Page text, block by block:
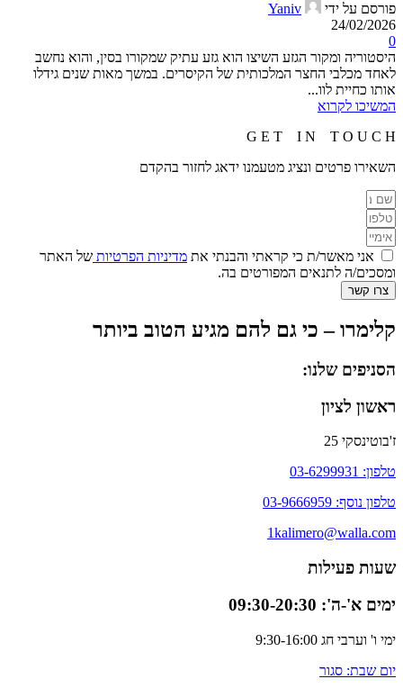
פורסם על ידי
Yaniv
24/02/2026
0
היסטוריה ומקור הגזע השיצו הוא גזע עתיק שמקורו בסין, והוא נחשב
לאחד מכלבי החצר המלכותית של הקיסרים. במשך מאות שנים גידלו
אותו כחיית לוו...
המשיכו לקרוא
G E T I N T O U C H
השאירו פרטים ונציג מטעמנו ידאג לחזור בהקדם
אני מאשר/ת כי קראתי והבנתי את מדיניות הפרטיות של האתר
ומסכים/ה לתנאים המפורטים בה.
צרו קשר
קלימרו – כי גם להם מגיע הטוב ביותר
הסניפים שלנו:
ראשון לציון
ז'בוטינסקי 25
טלפון: 03-6299931
טלפון נוסף: 03-9666959
1kalimero@walla.com
שעות פעילות
ימים א'-ה': 09:30-20:30
ימי ו' וערבי חג 9:30-16:00
יום שבת: סגור